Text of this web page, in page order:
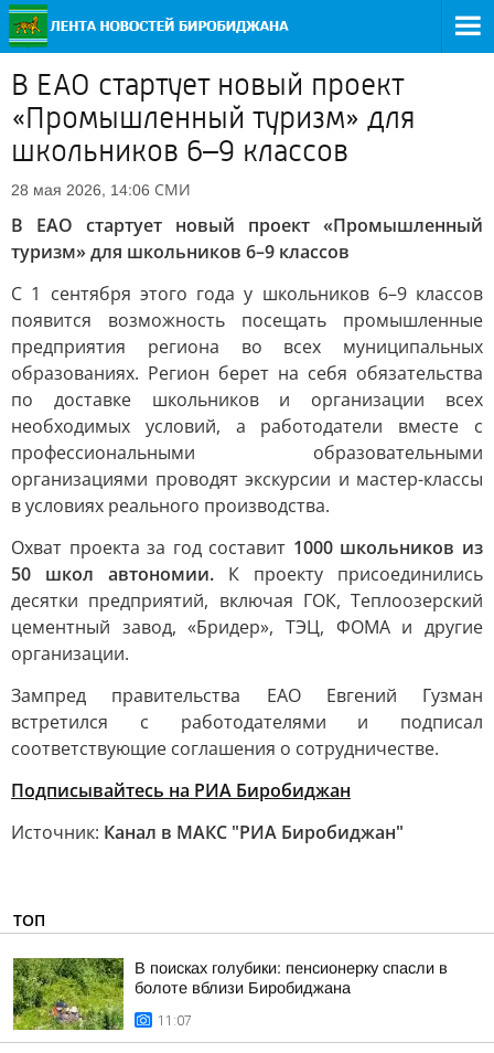
В ЕАО стартует новый проект
«Промышленный туризм» для
школьников 6–9 классов
28 мая 2026, 14:06 СМИ
В ЕАО стартует новый проект «Промышленный
туризм» для школьников 6–9 классов
С 1 сентября этого года у школьников 6–9 классов
появится возможность посещать промышленные
предприятия региона во всех муниципальных
образованиях. Регион берет на себя обязательства
по доставке школьников и организации всех
необходимых условий, а работодатели вместе с
профессиональными образовательными
организациями проводят экскурсии и мастер-классы
в условиях реального производства.
Охват проекта за год составит 1000 школьников из
50 школ автономии. К проекту присоединились
десятки предприятий, включая ГОК, Теплоозерский
цементный завод, «Бридер», ТЭЦ, ФОМА и другие
организации.
Зампред правительства ЕАО Евгений Гузман
встретился с работодателями и подписал
соответствующие соглашения о сотрудничестве.
Подписывайтесь на РИА Биробиджан
Источник: Канал в МАКС "РИА Биробиджан"
ТОП
В поисках голубики: пенсионерку спасли в
болоте вблизи Биробиджана
11:07